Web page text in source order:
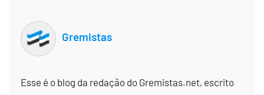
Gremistas
Esse é o blog da redação do Gremistas.net, escrito